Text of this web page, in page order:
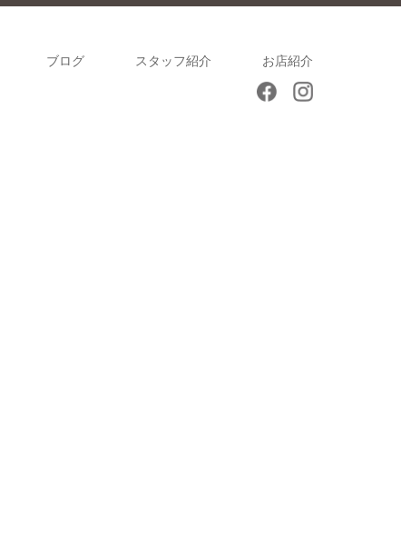
ブログ スタッフ紹介 お店紹介